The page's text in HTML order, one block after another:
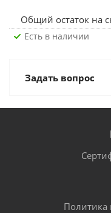
Общий остаток на
Есть в наличии
Задать вопрос
Политика